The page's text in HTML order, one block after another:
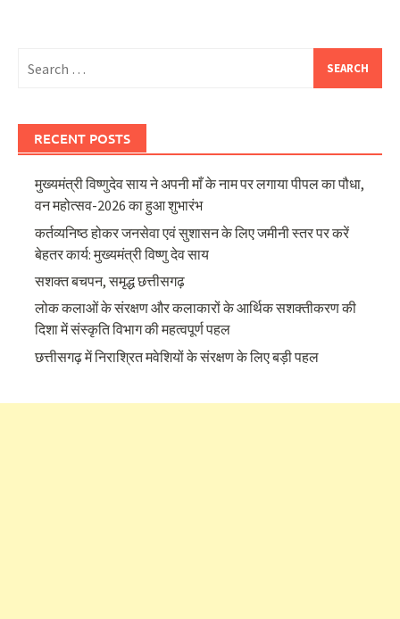
for:
RECENT POSTS
मुख्यमंत्री विष्णुदेव साय ने अपनी माँ के नाम पर लगाया पीपल का पौधा,
वन महोत्सव-2026 का हुआ शुभारंभ
कर्तव्यनिष्ठ होकर जनसेवा एवं सुशासन के लिए जमीनी स्तर पर करें
बेहतर कार्य: मुख्यमंत्री विष्णु देव साय
सशक्त बचपन, समृद्ध छत्तीसगढ़
लोक कलाओं के संरक्षण और कलाकारों के आर्थिक सशक्तीकरण की
दिशा में संस्कृति विभाग की महत्वपूर्ण पहल
छत्तीसगढ़ में निराश्रित मवेशियों के संरक्षण के लिए बड़ी पहल